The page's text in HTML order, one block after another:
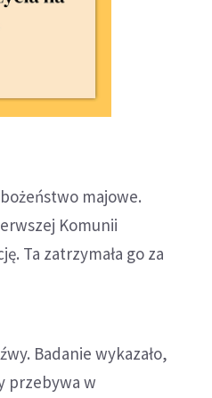
majowe.
Komunii
Ta zatrzymała go za
Badanie wykazało,
przebywa w